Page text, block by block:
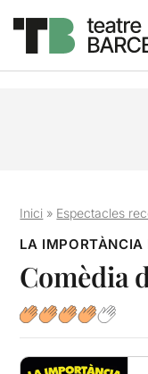
Inici » Espectacles
LA IMPORTÀNCIA
Comèdia